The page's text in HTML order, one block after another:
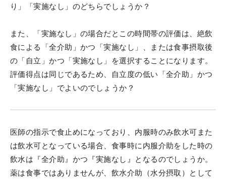
り」「実施なし」のどちらでしょうか？
また、「実施なし」の場合だとこの時間帯の評価は、絶飲
食による「全介助」かつ「実施なし」、または食事摂取後
の「自立」かつ「実施なし」を選択することになります。
評価得点は同じであるため、自立度の低い「全介助」かつ
「実施なし」でよいのでしょうか？
医師の指示で食止めになっており、内服時のみ飲水可また
は飲水可となっている場合、食事時に内服介助をした時の
飲水は『全介助』かつ『実施なし』となるのでしょうか。
薬は食事ではありませんが、飲水介助（水分摂取）として